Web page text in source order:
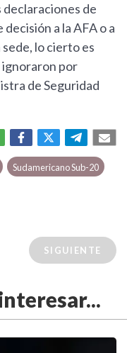
declaraciones de
a la AFA o a
lo cierto es
ignoraron por
de Seguridad
Sudamericano Sub-20
SIGUIENTE